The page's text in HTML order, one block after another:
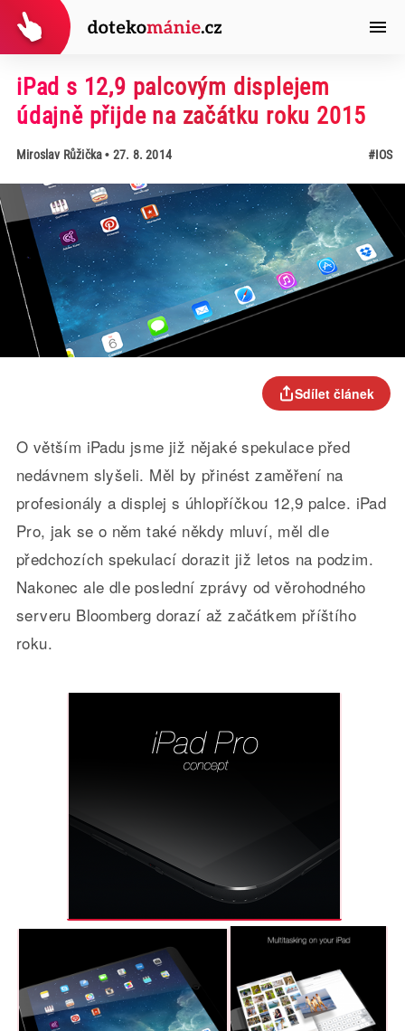
iPad s 12,9 palcovým displejem
údajně přijde na začátku roku 2015
Miroslav Růžička• 27. 8. 2014 #IOS
Sdílet článek
O větším iPadu jsme již nějaké spekulace před
nedávnem slyšeli. Měl by přinést zaměření na
profesionály a displej s úhlopříčkou 12,9 palce. iPad
Pro, jak se o něm také někdy mluví, měl dle
předchozích spekulací dorazit již letos na podzim.
Nakonec ale dle poslední zprávy od věrohodného
serveru Bloomberg dorazí až začátkem příštího
roku.